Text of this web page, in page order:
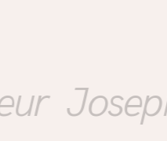
l'école
Josepha